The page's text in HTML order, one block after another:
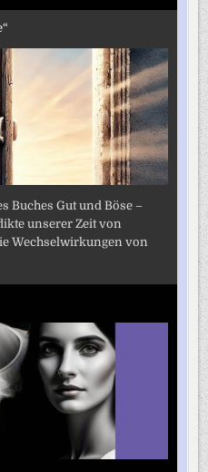
Buches Gut und Böse –
unserer Zeit von
Wechselwirkungen von